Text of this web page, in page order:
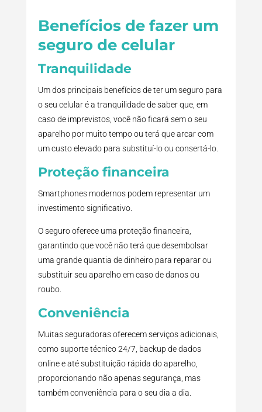
Benefícios de fazer um
seguro de celular
Tranquilidade
Um dos principais benefícios de ter um seguro para
o seu celular é a tranquilidade de saber que, em
caso de imprevistos, você não ficará sem o seu
aparelho por muito tempo ou terá que arcar com
um custo elevado para substituí-lo ou consertá-lo.
Proteção financeira
Smartphones modernos podem representar um
investimento significativo.
O seguro oferece uma proteção financeira,
garantindo que você não terá que desembolsar
uma grande quantia de dinheiro para reparar ou
substituir seu aparelho em caso de danos ou
roubo.
Conveniência
Muitas seguradoras oferecem serviços adicionais,
como suporte técnico 24/7, backup de dados
online e até substituição rápida do aparelho,
proporcionando não apenas segurança, mas
também conveniência para o seu dia a dia.